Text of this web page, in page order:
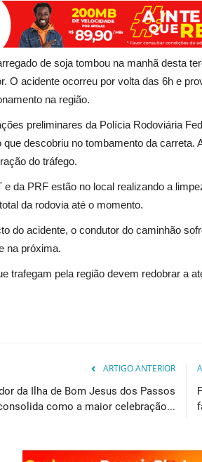
de soja tombou na manhã desta
O acidente ocorreu por volta das 6h e
na região.
preliminares da Polícia Rodoviária
descobriu no tombamento da carreta.
do tráfego.
e da PRF estão no local realizando a
da rodovia até o momento.
do acidente, o condutor do caminhão
na próxima.
trafegam pela região devem redobrar a
ARTIGO ANTERIOR
da Ilha de Bom Jesus dos Passos
como a maior celebração...
o mandato...